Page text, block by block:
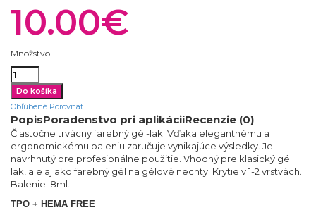
10.00€
Množstvo
Obľúbené Porovnať
PopisPoradenstvo pri aplikáciíRecenzie (0)
Čiastočne trvácny farebný gél-lak. Vďaka elegantnému a
ergonomickému baleniu zaručuje vynikajúce výsledky. Je
navrhnutý pre profesionálne použitie. Vhodný pre klasický gél
lak, ale aj ako farebný gél na gélové nechty. Krytie v 1-2 vrstvách.
Balenie: 8ml.
TPO + HEMA FREE